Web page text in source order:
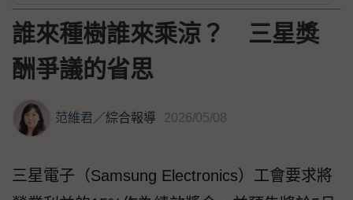
誰來種樹誰來乘涼？ 三星獎
酬爭議的省思
范維君／綜合報導 2026/05/08
三星電子（Samsung Electronics）工會要求將